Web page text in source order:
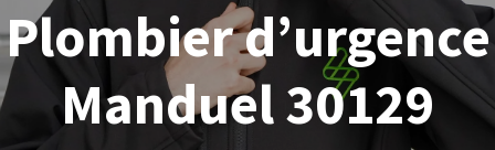
Plombier d’urgence
Manduel 30129